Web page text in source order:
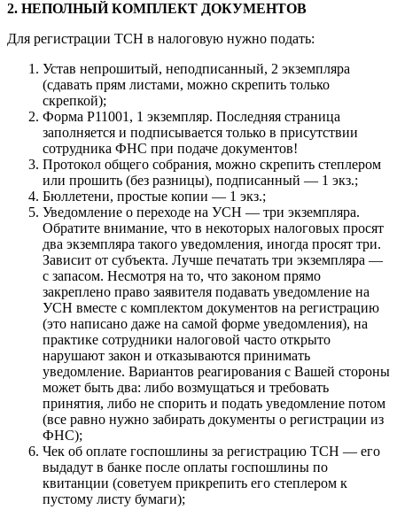
2. НЕПОЛНЫЙ КОМПЛЕКТ ДОКУМЕНТОВ
Для регистрации ТСН в налоговую нужно подать:
Устав непрошитый, неподписанный, 2 экземпляра
(сдавать прям листами, можно скрепить только
скрепкой);
Форма Р11001, 1 экземпляр. Последняя страница
заполняется и подписывается только в присутствии
сотрудника ФНС при подаче документов!
Протокол общего собрания, можно скрепить степлером
или прошить (без разницы), подписанный — 1 экз.;
Бюллетени, простые копии — 1 экз.;
Уведомление о переходе на УСН — три экземпляра.
Обратите внимание, что в некоторых налоговых просят
два экземпляра такого уведомления, иногда просят три.
Зависит от субъекта. Лучше печатать три экземпляра —
с запасом. Несмотря на то, что законом прямо
закреплено право заявителя подавать уведомление на
УСН вместе с комплектом документов на регистрацию
(это написано даже на самой форме уведомления), на
практике сотрудники налоговой часто открыто
нарушают закон и отказываются принимать
уведомление. Вариантов реагирования с Вашей стороны
может быть два: либо возмущаться и требовать
принятия, либо не спорить и подать уведомление потом
(все равно нужно забирать документы о регистрации из
ФНС);
Чек об оплате госпошлины за регистрацию ТСН — его
выдадут в банке после оплаты госпошлины по
квитанции (советуем прикрепить его степлером к
пустому листу бумаги);